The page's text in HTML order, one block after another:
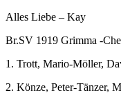
Alles Liebe – Kay
Br.SV 1919 Grimma -
1. Trott, Mario-Möller,
2. Könze, Peter-Tänzer,